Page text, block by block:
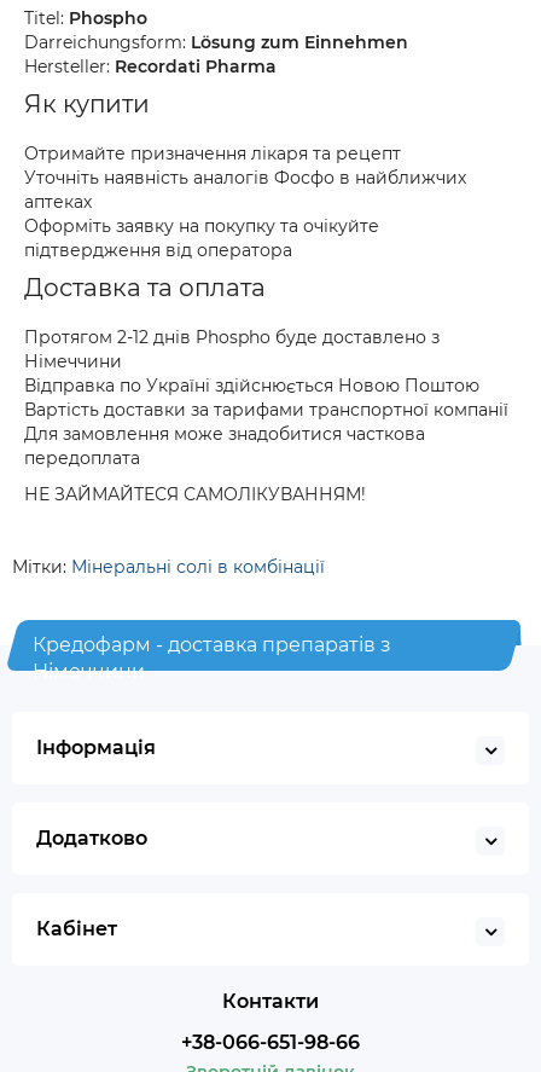
Titel: Phospho
Darreichungsform: Lösung zum Einnehmen
Hersteller: Recordati Pharma
Як купити
Отримайте призначення лікаря та рецепт
Уточніть наявність аналогів Фосфо в найближчих
аптеках
Оформіть заявку на покупку та очікуйте
підтвердження від оператора
Доставка та оплата
Протягом 2-12 днів Phospho буде доставлено з
Німеччини
Відправка по Україні здійснюється Новою Поштою
Вартість доставки за тарифами транспортної компанії
Для замовлення може знадобитися часткова
передоплата
НЕ ЗАЙМАЙТЕСЯ САМОЛІКУВАННЯМ!
Мітки: Мінеральні солі в комбінації
Кредофарм - доставка препаратів з
Німеччини
Інформація
Додатково
Кабінет
Контакти
+38-066-651-98-66